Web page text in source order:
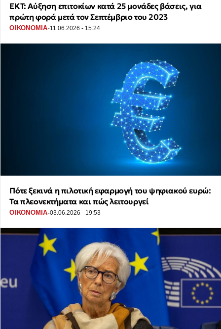
ΕΚΤ: Αύξηση επιτοκίων κατά 25 μονάδες βάσεις, για
πρώτη φορά μετά τον Σεπτέμβριο του 2023
ΟΙΚΟΝΟΜΙΑ·11.06.2026 - 15:24
Πότε ξεκινά η πιλοτική εφαρμογή του ψηφιακού ευρώ:
Τα πλεονεκτήματα και πώς λειτουργεί
ΟΙΚΟΝΟΜΙΑ·03.06.2026 - 19:53